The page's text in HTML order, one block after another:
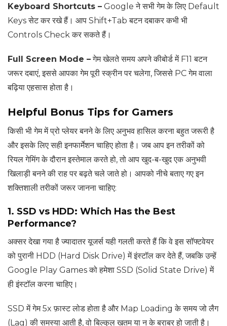
Keyboard Shortcuts – Google ने सभी गेम के लिए Default
Keys सेट कर रखे हैं। आप Shift+Tab बटन दबाकर कभी भी
Controls Check कर सकते हैं।
Full Screen Mode –गेम खेलते समय अपने कीबोर्ड में F11 बटन
जरूर दबाएं, इससे आपका गेम पूरी स्क्रीन पर चलेगा, जिससे PC गेम वाला
बढ़िया एहसास होता है।
Helpful Bonus Tips for Gamers
किसी भी गेम में प्रो प्लेयर बनने के लिए अनुभव हासिल करना बहुत जरूरी है
और इसके लिए सही इनफार्मेशन चाहिए होता है। जब आप इन तरीकों को
रियल गेमिंग के दौरान इस्तेमाल करते हो, तो आप खुद-ब-खुद एक अनुभवी
खिलाड़ी बनने की राह पर बढ़ते चले जाते हो। आपको नीचे बताए गए इन
शक्तिशाली तरीकों जरूर जानना चाहिए:
1. SSD vs HDD: Which Has the Best
Performance?
अक्सर देखा गया है ज्यादातर यूजर्स यही गलती करते हैं कि वे इस सॉफ्टवेयर
को पुरानी HDD (Hard Disk Drive) में इंस्टॉल कर देते हैं, जबकि उन्हें
Google Play Games को हमेशा SSD (Solid State Drive) में
ही इंस्टॉल करना चाहिए।
SSD में गेम 5x फ़ास्ट लोड होता है और Map Loading के समय जो लैग
(Lag) की समस्या आती है, वो बिल्कुल खतम या न के बराबर हो जाती है।